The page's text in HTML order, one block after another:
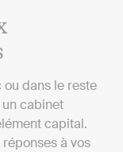
dans le reste
cabinet
capital.
à vos